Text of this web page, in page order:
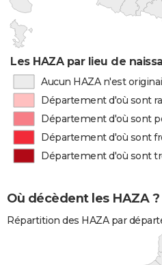
Les HAZA par lieu de
Aucun HAZA n'est
Département d'où sont
Département d'où sont
Département d'où sont
Département d'où sont
Où décèdent les HAZA ?
Répartition des HAZA par